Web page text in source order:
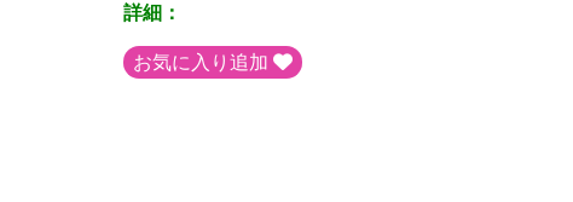
詳細：
お気に入り追加